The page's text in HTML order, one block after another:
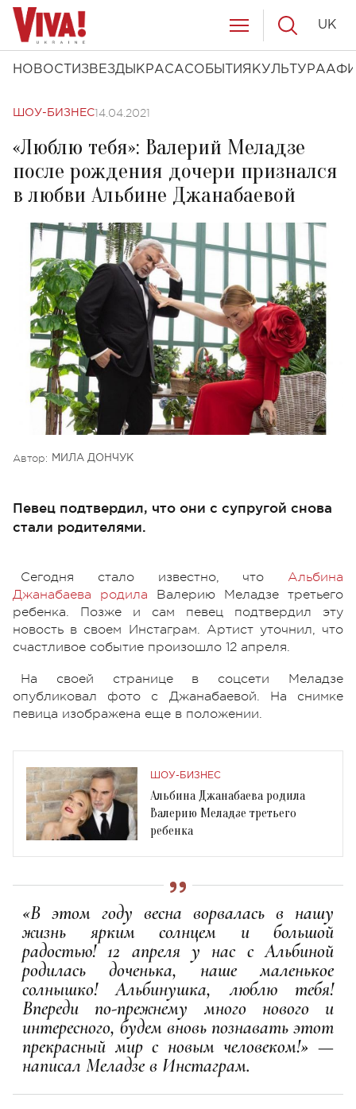
НОВОСТИ ЗВЕЗДЫ КРАСАСОБЫТИЯ КУЛЬТУРА
UK
ШОУ-БИЗНЕС14.04.2021
«Люблю тебя»: Валерий Меладзе
после рождения дочери признался
в любви Альбине Джанабаевой
Автор: МИЛА ДОНЧУК
Певец подтвердил, что они с супругой снова
стали родителями.
Сегодня стало известно, что Альбина
Джанабаева родила Валерию Меладзе третьего
ребенка. Позже и сам певец подтвердил эту
новость в своем Инстаграм. Артист уточнил, что
счастливое событие произошло 12 апреля.
На своей странице в соцсети Меладзе
опубликовал фото с Джанабаевой. На снимке
певица изображена еще в положении.
ШОУ-БИЗНЕС
Альбина Джанабаева родила
Валерию Меладзе третьего
ребенка
«В этом году весна ворвалась в нашу
жизнь ярким солнцем и большой
радостью! 12 апреля у нас с Альбиной
родилась доченька, наше маленькое
солнышко! Альбинушка, люблю тебя!
Впереди по-прежнему много нового и
интересного, будем вновь познавать этот
прекрасный мир с новым человеком!» —
написал Меладзе в Инстаграм.